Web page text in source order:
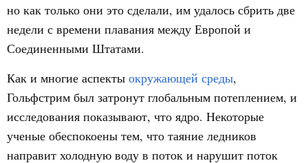
но как только они это сделали, им удалось сбрить две
недели с времени плавания между Европой и
Соединенными Штатами.
Как и многие аспекты окружающей среды,
Гольфстрим был затронут глобальным потеплением, и
исследования показывают, что ядро. Некоторые
ученые обеспокоены тем, что таяние ледников
направит холодную воду в поток и нарушит поток